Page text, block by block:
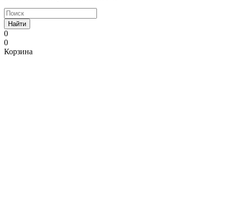
Найти
0
0
Корзина